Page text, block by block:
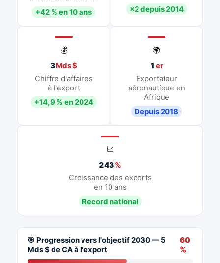
+42 % en 10 ans
×2 depuis 2014
💰
3Mds $
Chiffre d'affaires
à l'export
+14,9 % en 2024
🌍
1 er
Exportateur
aéronautique en
Afrique
Depuis 2018
📈
243%
Croissance des exports
en 10 ans
Record national
🎯 Progression vers l'objectif 2030 — 5
Mds $ de CA à l'export
60
%